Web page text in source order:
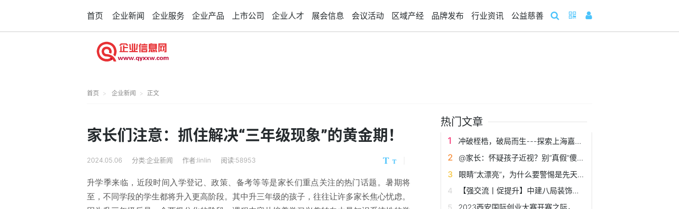
首页 企业新闻 企业服务 企业产品 上市公司 企业人才 展会信息 会议活动 区域产经 品牌发布 行业资讯 公益慈善
首页 企业新闻 正文
家长们注意：抓住解决“三年级现象”的黄金期！
2024.05.06 分类:企业新闻 作者:linlin 阅读:58953
升学季来临，近段时间入学登记、政策、备考等等是家长们重点关注的热门话题。暑期将
至，不同学段的学生都将升入更高阶段。其中升三年级的孩子，往往让许多家长焦心忧虑。
热门文章
冲破桎梏，破局而生---探索上海嘉定大融城的经营之道
@家长：怀疑孩子近视？别“真假”傻傻分不清
眼睛“太漂亮”，为什么要警惕是先天性青光眼？
【强交流丨促提升】中建八局装饰公司南方经理部同总承包公司第二分公司开展对标交流